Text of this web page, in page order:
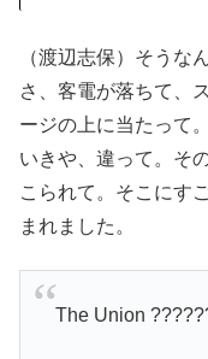
（渡辺志保）そうな
さ、客電が落ちて、
ージの上に当たって
いきや、違って。そ
こられて。そこにす
まれました。
The Union